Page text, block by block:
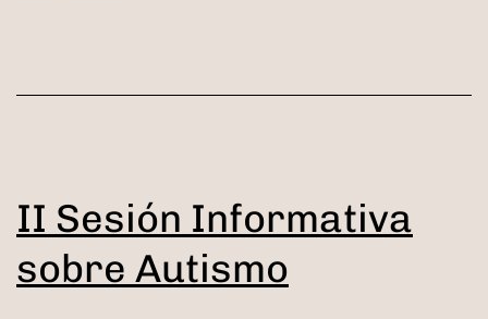
II Sesión Informativa
sobre Autismo